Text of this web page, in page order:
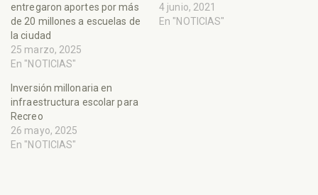
entregaron aportes por más
de 20 millones a escuelas de
la ciudad
25 marzo, 2025
En "NOTICIAS"
4 junio, 2021
En "NOTICIAS"
Inversión millonaria en
infraestructura escolar para
Recreo
26 mayo, 2025
En "NOTICIAS"